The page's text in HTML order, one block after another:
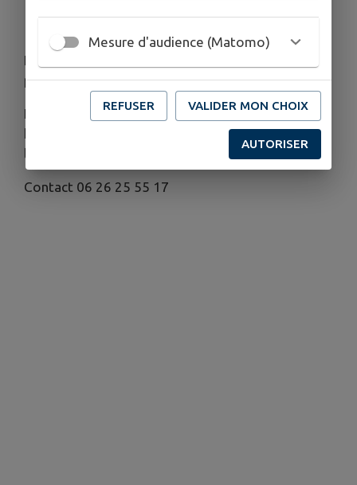
Lieu de rendez-vous et horaire en fonction du
parcours
L'association se reserve le droit de modifier, les
horaires, le déroulement d'une activité, voire de
l'annuler par manque de participants
Contact 06 26 25 55 17
Mesure d'audience (Matomo)
REFUSER VALIDER MON CHOIX
AUTORISER